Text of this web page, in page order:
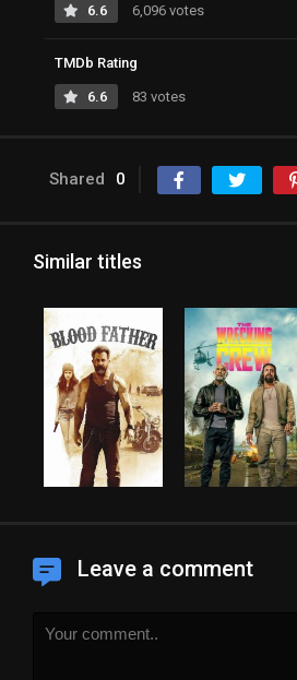
6.6 6,096 votes
TMDb Rating
6.6 83 votes
Shared 0
Similar titles
Leave a comment